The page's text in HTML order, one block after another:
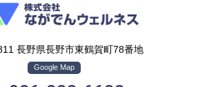
長野県長野市東鶴賀町78番地
Google Map